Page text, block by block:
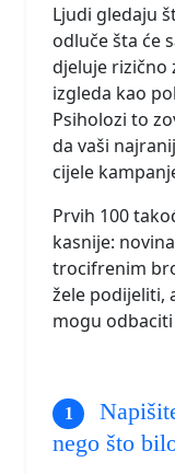
Ljudi gledaju
odluče šta će
djeluje rizično
izgleda kao
Psiholozi to
da vaši
cijele
Prvih 100
kasnije:
trocifrenim
žele podijeliti,
mogu
nego što